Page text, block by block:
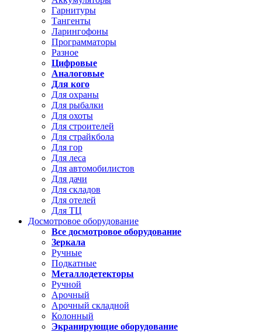
Гарнитуры
Тангенты
Ларингофоны
Программаторы
Разное
Цифровые
Аналоговые
Для кого
Для охраны
Для рыбалки
Для охоты
Для строителей
Для страйкбола
Для гор
Для леса
Для автомобилистов
Для дачи
Для складов
Для отелей
Для ТЦ
Досмотровое оборудование
Все досмотровое оборудование
Зеркала
Ручные
Подкатные
Металлодетекторы
Ручной
Арочный
Арочный складной
Колонный
Экранирующие оборудование